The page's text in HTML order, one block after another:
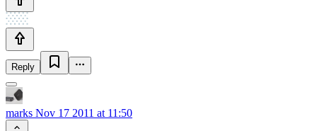
Reply
marks Nov 17 2011 at 11:50